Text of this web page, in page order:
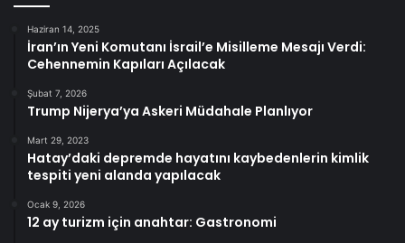
Haziran 14, 2025
İran’ın Yeni Komutanı İsrail’e Misilleme Mesajı Verdi:
Cehennemin Kapıları Açılacak
Şubat 7, 2026
Trump Nijerya’ya Askeri Müdahale Planlıyor
Mart 29, 2023
Hatay’daki depremde hayatını kaybedenlerin kimlik
tespiti yeni alanda yapılacak
Ocak 9, 2026
12 ay turizm için anahtar: Gastronomi